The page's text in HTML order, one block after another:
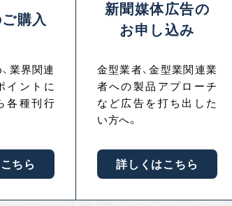
購入
業界関連
イントに
各種刊行
ちら
新聞媒体広告の
お申し込み
金型業者、金型業関連業
者への製品アプローチ
など広告を打ち出した
い方へ。
詳しくはこちら